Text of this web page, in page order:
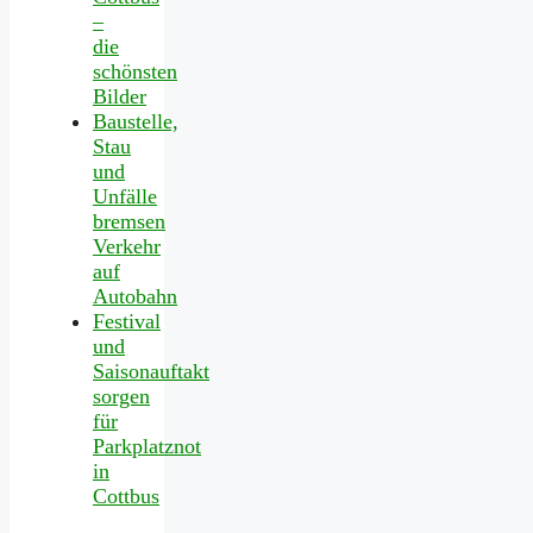
–
die
schönsten
Bilder
Baustelle,
Stau
und
Unfälle
bremsen
Verkehr
auf
Autobahn
Festival
und
Saisonauftakt
sorgen
für
Parkplatznot
in
Cottbus